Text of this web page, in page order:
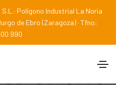
Polígono Industrial La Noria
de Ebro (Zaragoza) · Tfno:
990